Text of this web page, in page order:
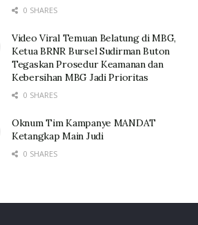
0 SHARES
Video Viral Temuan Belatung di MBG,
Ketua BRNR Bursel Sudirman Buton
Tegaskan Prosedur Keamanan dan
Kebersihan MBG Jadi Prioritas
0 SHARES
Oknum Tim Kampanye MANDAT
Ketangkap Main Judi
0 SHARES